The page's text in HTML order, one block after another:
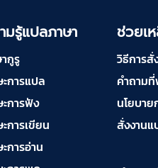
มรู้แปลภาษา
กูรู
การแปล
การฟัง
การเขียน
การอ่าน
ช่วยเ
วิธีการสั่
คำถาม
นโยบาย
สั่งงานแ